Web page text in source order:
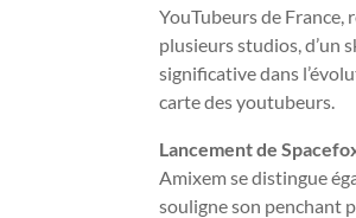
YouTubeurs de France,
plusieurs studios, d’un
significative dans
carte des youtubeurs.
Lancement de
Amixem se distingue
souligne son penchant